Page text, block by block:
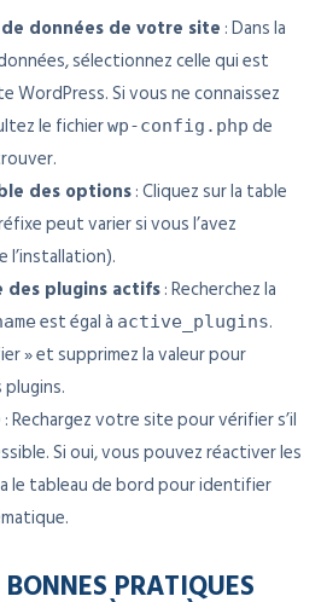
données de votre site : Dans la
sélectionnez celle qui est
WordPress. Si vous ne connaissez
le fichierwp-config.php de
des options: Cliquez sur la table
peut varier si vous l’avez
l’installation).
des plugins actifs: Recherchez la
est égal à active_plugins.
» et supprimez la valeur pour
: Rechargez votre site pour vérifier s’il
Si oui, vous pouvez réactiver les
le tableau de bord pour identifier
PRATIQUES